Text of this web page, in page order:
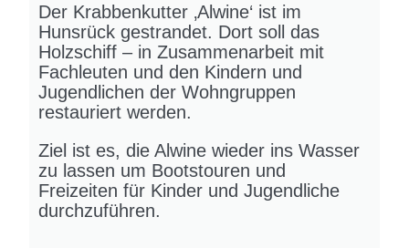
Der Krabbenkutter ‚Alwine‘ ist im
Hunsrück gestrandet. Dort soll das
Holzschiff – in Zusammenarbeit mit
Fachleuten und den Kindern und
Jugendlichen der Wohngruppen
restauriert werden.
Ziel ist es, die Alwine wieder ins Wasser
zu lassen um Bootstouren und
Freizeiten für Kinder und Jugendliche
durchzuführen.